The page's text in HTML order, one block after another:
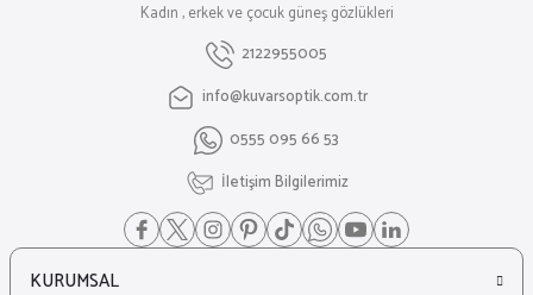
Kadın , erkek ve çocuk güneş gözlükleri
2122955005
info@kuvarsoptik.com.tr
0555 095 66 53
İletişim Bilgilerimiz
KURUMSAL